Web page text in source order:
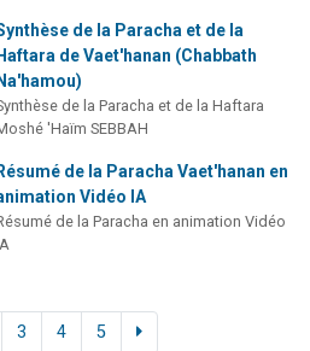
de la Paracha et de la
Haftara de Vaet'hanan (Chabbath
Na'hamou)
de la Paracha et de la Haftara
'Haïm SEBBAH
Résumé de la Paracha Vaet'hanan en
Vidéo IA
de la Paracha en animation Vidéo
3 4 5